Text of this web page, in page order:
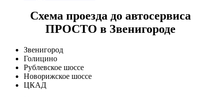
Схема проезда до автосервиса
ПРОСТО в Звенигороде
Звенигород
Голицино
Рублевское шоссе
Новорижское шоссе
ЦКАД